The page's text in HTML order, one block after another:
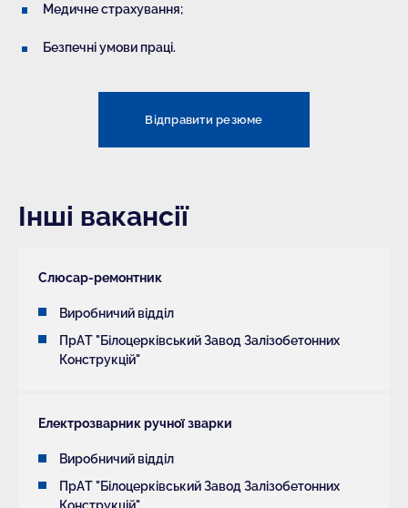
Медичне страхування;
Безпечні умови праці.
Відправити резюме
Інші вакансії
Слюсар-ремонтник
Виробничий відділ
ПрАТ "Білоцерківський Завод Залізобетонних
Конструкцій"
Електрозварник ручної зварки
Виробничий відділ
ПрАТ "Білоцерківський Завод Залізобетонних